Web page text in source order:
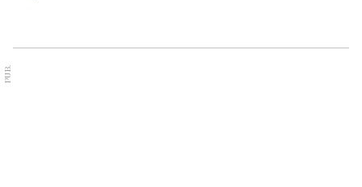
PUB.